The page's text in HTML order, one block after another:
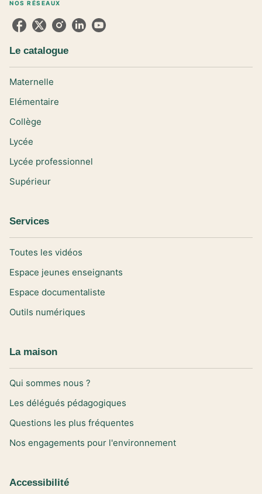
NOS RÉSEAUX
Le catalogue
Maternelle
Elémentaire
Collège
Lycée
Lycée professionnel
Supérieur
Services
Toutes les vidéos
Espace jeunes enseignants
Espace documentaliste
Outils numériques
La maison
Qui sommes nous ?
Les délégués pédagogiques
Questions les plus fréquentes
Nos engagements pour l'environnement
Accessibilité